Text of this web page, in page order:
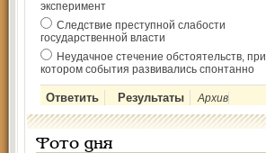
эксперимент
Следствие преступной слабости
государственной власти
Неудачное стечение обстоятельств, при
котором события развивались спонтанно
Архив
Фото дня